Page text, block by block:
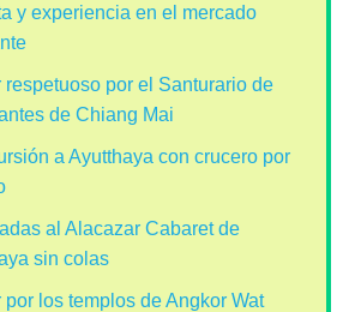
y experiencia en el mercado
respetuoso por el Santurario de
de Chiang Mai
a Ayutthaya con crucero por
al Alacazar Cabaret de
sin colas
por los templos de Angkor Wat